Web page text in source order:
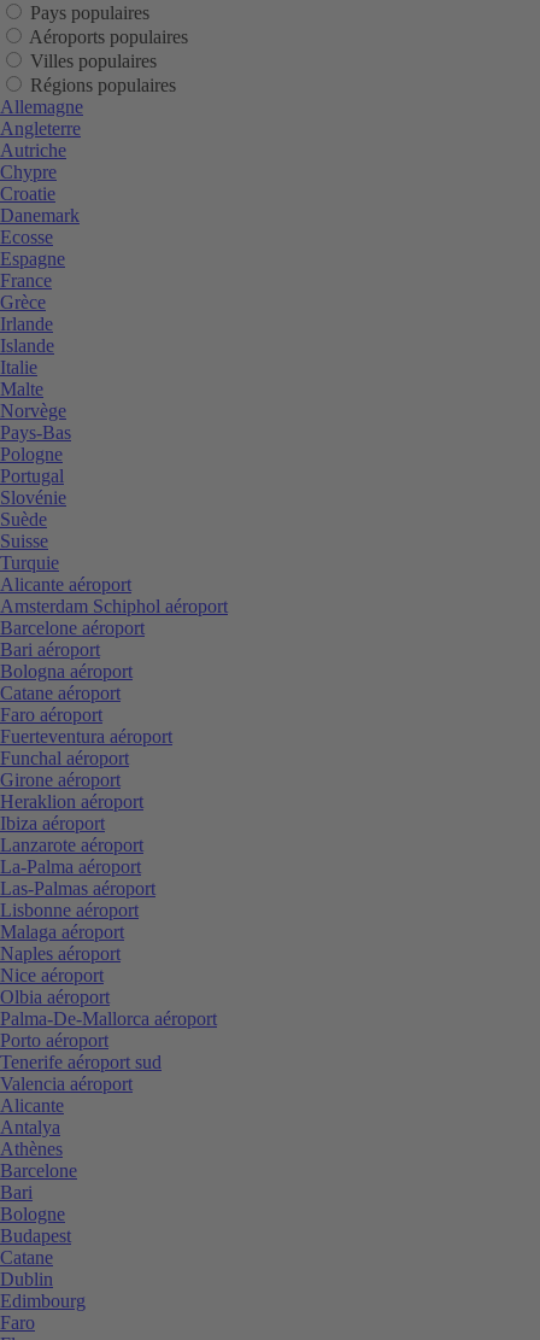
Pays populaires
Aéroports populaires
Villes populaires
Régions populaires
Allemagne
Angleterre
Autriche
Chypre
Croatie
Danemark
Ecosse
Espagne
France
Grèce
Irlande
Islande
Italie
Malte
Norvège
Pays-Bas
Pologne
Portugal
Slovénie
Suède
Suisse
Turquie
Alicante aéroport
Amsterdam Schiphol aéroport
Barcelone aéroport
Bari aéroport
Bologna aéroport
Catane aéroport
Faro aéroport
Fuerteventura aéroport
Funchal aéroport
Girone aéroport
Heraklion aéroport
Ibiza aéroport
Lanzarote aéroport
La-Palma aéroport
Las-Palmas aéroport
Lisbonne aéroport
Malaga aéroport
Naples aéroport
Nice aéroport
Olbia aéroport
Palma-De-Mallorca aéroport
Porto aéroport
Tenerife aéroport sud
Valencia aéroport
Alicante
Antalya
Athènes
Barcelone
Bari
Bologne
Budapest
Catane
Dublin
Edimbourg
Faro